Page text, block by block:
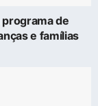
de
e famílias